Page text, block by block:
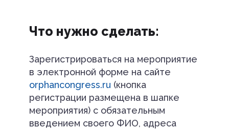
Что нужно сделать:
Зарегистрироваться на мероприятие
в электронной форме на сайте
orphancongress.ru (кнопка
регистрации размещена в шапке
мероприятия) с обязательным
введением своего ФИО, адреса